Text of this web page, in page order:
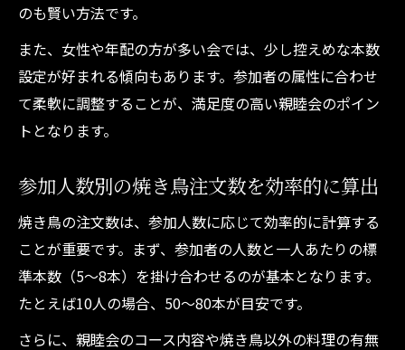
のも賢い方法です。
また、女性や年配の方が多い会では、少し控えめな本数
設定が好まれる傾向もあります。参加者の属性に合わせ
て柔軟に調整することが、満足度の高い親睦会のポイン
トとなります。
参加人数別の焼き鳥注文数を効率的に算出
焼き鳥の注文数は、参加人数に応じて効率的に計算する
ことが重要です。まず、参加者の人数と一人あたりの標
準本数（5〜8本）を掛け合わせるのが基本となります。
たとえば10人の場合、50〜80本が目安です。
さらに、親睦会のコース内容や焼き鳥以外の料理の有無